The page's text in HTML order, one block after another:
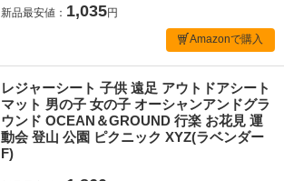
新品最安値： 1,035円
Amazonで購入
レジャーシート 子供 遠足 アウトドアシート
マット 男の子 女の子 オーシャンアンドグラ
ウンド OCEAN＆GROUND 行楽 お花見 運
動会 登山 公園 ピクニック XYZ(ラベンダー
F)